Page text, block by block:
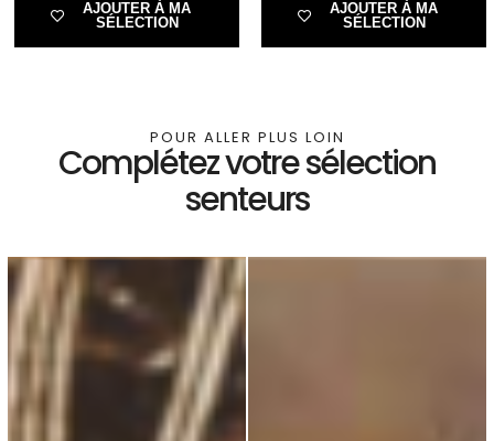
AJOUTER À MA
SÉLECTION
AJOUTER À MA
SÉLECTION
POUR ALLER PLUS LOIN
Complétez votre sélection
senteurs